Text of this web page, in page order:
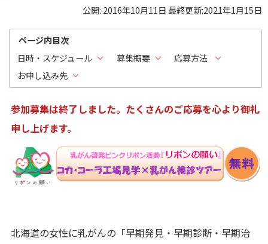
対
が
協
公開: 2016年10月11日 最終更新:2021年1月15日
ページ内目次
日時・スケジュール
募集概要
応募方法
お申し込み先
参加募集は終了しました。たくさんのご応募を心より御礼
申し上げます。
北海道の女性に乳がんの「早期発見・早期診断・早期治